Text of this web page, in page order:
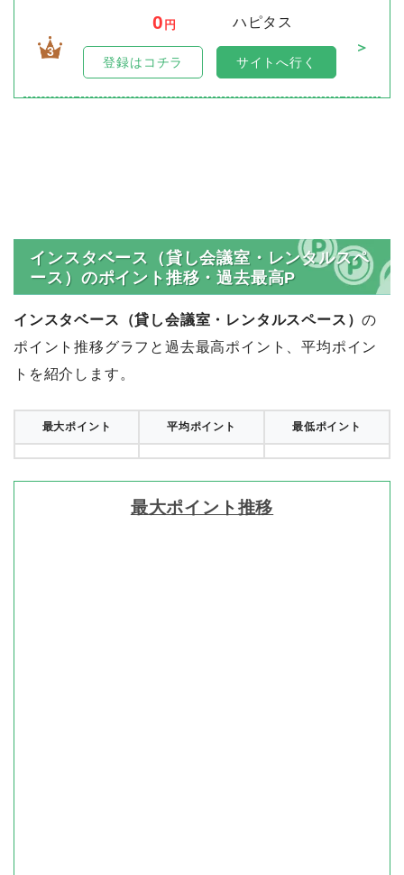
3
0 円
ハピタス
＞
登録はコチラ サイトへ行く
インスタベース（貸し会議室・レンタルスペ
ース）のポイント推移・過去最高P
インスタベース（貸し会議室・レンタルスペース）の
ポイント推移グラフと過去最高ポイント、平均ポイン
トを紹介します。
最大ポイント 平均ポイント 最低ポイント
最大ポイント推移